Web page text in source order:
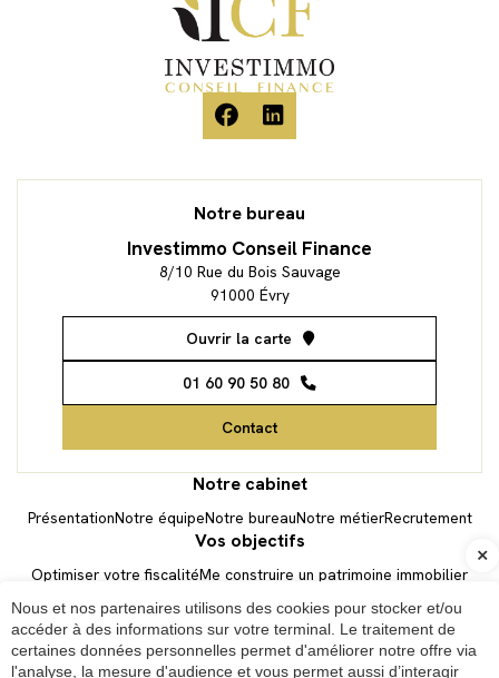
Newsletter
Notre bureau
Investimmo Conseil Finance
8/10 Rue du Bois Sauvage
91000 Évry
Ouvrir la carte
01 60 90 50 80
Contact
Notre cabinet
PrésentationNotre équipeNotre bureauNotre métierRecrutement
Vos objectifs
Optimiser votre fiscalitéMe construire un patrimoine immobilier
Préparer ma retraite
Épargner pour mes enfants
Transmettre mon patrimoine
Vos Actus Patrimoine
Nous et nos partenaires utilisons des cookies pour stocker et/ou
accéder à des informations sur votre terminal. Le traitement de
certaines données personnelles permet d'améliorer notre offre via
l'analyse, la mesure d'audience et vous permet aussi d’interagir